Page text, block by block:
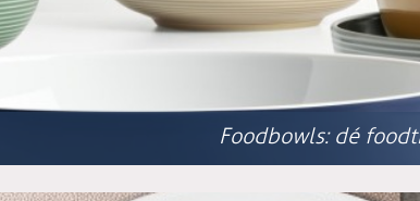
Foodbowls: dé